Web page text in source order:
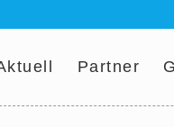
Partner